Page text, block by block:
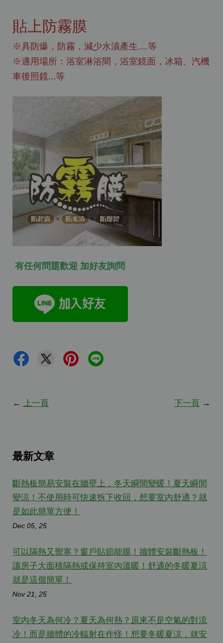
貼上防霧膜
※具防爆，防霧，減少水漬產生....等
※適用場所：浴室淋浴間，浴室鏡面，冰箱、汽機
車後照鏡...等
有任何問題歡迎 加好友詢問
← 上一頁 下一頁 →
最新文章
斷熱板簡易安裝在牆壁上，冬天瞬間變暖！夏天瞬間
變涼！不使用時可快速拆下收回，想要室內舒適？就
是如此簡單方便！
Dec 05, 25
可以隔熱又禦寒？窗戶貼節能膜！牆體安裝斷熱板！
讓房子大面積隔熱或保持室內溫暖！舒適的冬暖夏涼
就是這個簡單！
Nov 21, 25
室內冬天為何冷？夏天為何熱？原來不是空氣的對流
冷！而是牆體的冷輻射在作怪！想要冬暖夏涼，就安